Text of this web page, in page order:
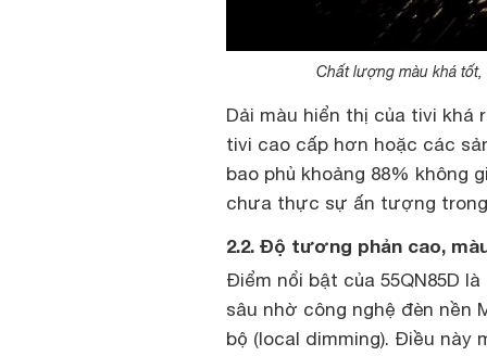
Chất lượng màu khá
Dải màu hiển thị của tivi khá
tivi cao cấp hơn hoặc các
bao phủ khoảng 88% không
chưa thực sự ấn tượng
2.2. Độ tương phản cao,
Điểm nổi bật của 55QN85D
sâu nhờ công nghệ đèn nền
bộ (local dimming). Điều này